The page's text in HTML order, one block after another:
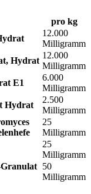
pro kg
12.000
Milligramm
Hydrat
12.000
Milligramm
E1
6.000
Milligramm
Hydrat
2.500
Milligramm
25
Milligramm
25
Milligramm
Granulat 50
Milligramm